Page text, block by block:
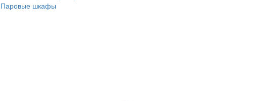
Паровые шкафы